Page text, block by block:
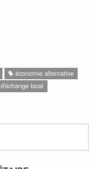
économie alternative
local